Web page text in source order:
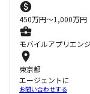
450万円〜1,000万円
モバイルアプリエン
東京都
エージェントに
お問い合わせする